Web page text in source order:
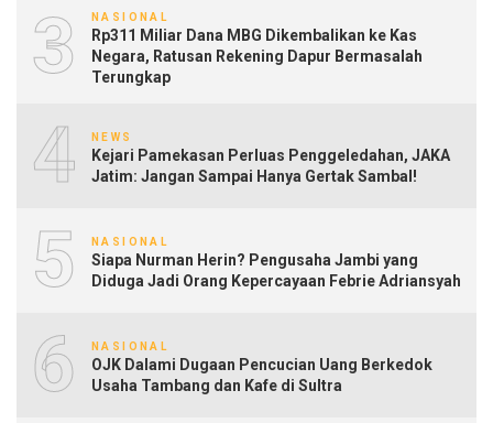
3 NASIONAL
Rp311 Miliar Dana MBG Dikembalikan ke Kas
Negara, Ratusan Rekening Dapur Bermasalah
Terungkap
4 NEWS
Kejari Pamekasan Perluas Penggeledahan, JAKA
Jatim: Jangan Sampai Hanya Gertak Sambal!
5 NASIONAL
Siapa Nurman Herin? Pengusaha Jambi yang
Diduga Jadi Orang Kepercayaan Febrie Adriansyah
6 NASIONAL
OJK Dalami Dugaan Pencucian Uang Berkedok
Usaha Tambang dan Kafe di Sultra